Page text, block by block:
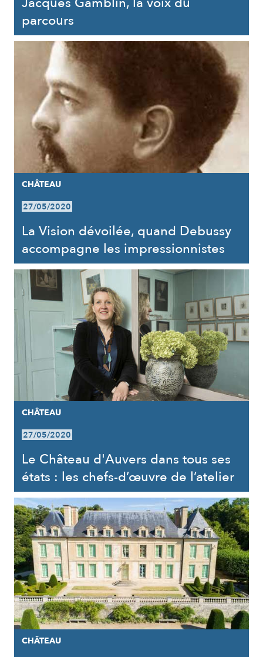
parcours
CHÂTEAU
27/05/2020
La Vision dévoilée, quand Debussy
accompagne les impressionnistes
CHÂTEAU
27/05/2020
Le Château d'Auvers dans tous ses
états : les chefs-d’œuvre de l’atelier
CHÂTEAU